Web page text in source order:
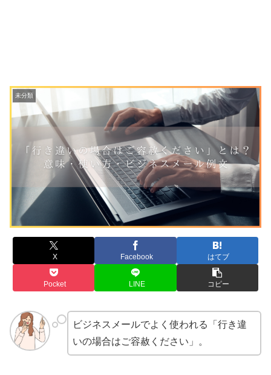
未分類
X Facebook はてブ
Pocket LINE コピー
ビジネスメールでよく使われる「行き違
いの場合はご容赦ください」。